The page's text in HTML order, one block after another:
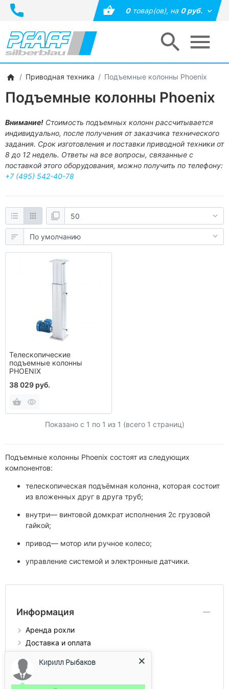
0товар(ов),на0 руб.
Приводная техника Подъемные колонны Phoenix
Подъемные колонны Phoenix
Внимание! Стоимость подъемных колонн рассчитывается
индивидуально, после получения от заказчика технического
задания. Срок изготовления и поставки приводной техники от
8 до 12 недель. Ответы на все вопросы, связанные с
поставкой этого оборудования, можно получить по телефону:
+7 (495) 542-40-78
Телескопические
подъемные колонны
PHOENIX
38 029 руб.
Показано с 1 по 1 из 1 (всего 1 страниц)
Подъемные колонны Phoenix состоят из следующих
компонентов:
телескопическая подъёмная колонна, которая состоит
из вложенных друг в друга труб;
внутри— винтовой домкрат исполнения 2с грузовой
гайкой;
привод— мотор или ручное колесо;
управление системой и электронные датчики.
Информация
Аренда рохли
Доставка и оплата
Контакты
О компании
Кирилл Рыбаков